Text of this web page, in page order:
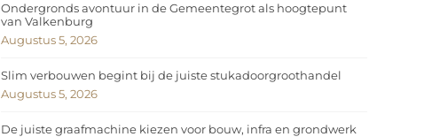
Ondergronds avontuur in de Gemeentegrot als hoogtepunt
van Valkenburg
Augustus 5, 2026
Slim verbouwen begint bij de juiste stukadoorgroothandel
Augustus 5, 2026
De juiste graafmachine kiezen voor bouw, infra en grondwerk